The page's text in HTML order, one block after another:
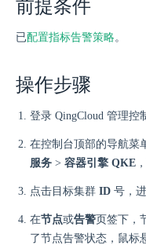
前提条件
已配置指标告警策略。
操作步骤
登录 QingCloud 管理控
在控制台顶部的导航菜
服务 > 容器引擎 QKE
点击目标集群 ID 号，
在节点或告警页签下，
了节点告警状态，鼠标